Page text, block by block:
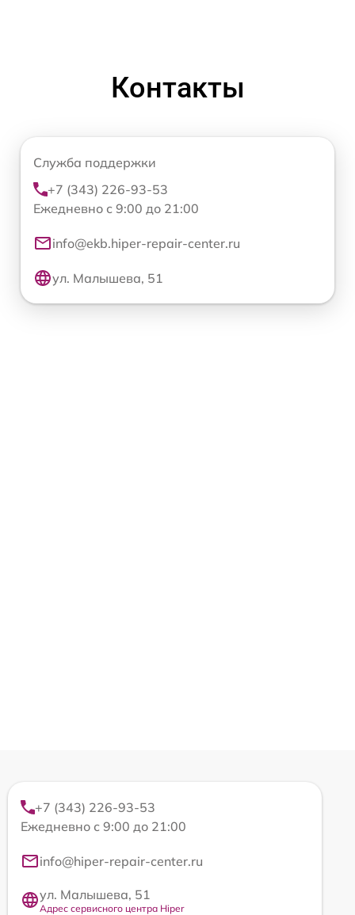
Контакты
Служба поддержки
+7 (343) 226-93-53
Ежедневно с 9:00 до 21:00
info@ekb.hiper-repair-center.ru
ул. Малышева, 51
+7 (343) 226-93-53
Ежедневно с 9:00 до 21:00
info@hiper-repair-center.ru
ул. Малышева, 51
Адрес сервисного центра Hiper